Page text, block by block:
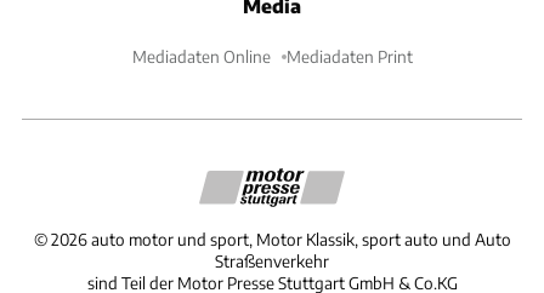
Media
Mediadaten Online Mediadaten Print
©2026 auto motor und sport, Motor Klassik, sport auto und Auto
Straßenverkehr
sind Teil der Motor Presse Stuttgart GmbH & Co.KG